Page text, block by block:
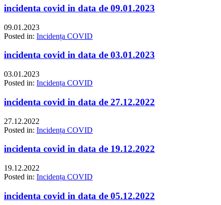
incidenta covid in data de 09.01.2023
09.01.2023
Posted in: Incidența COVID
incidenta covid in data de 03.01.2023
03.01.2023
Posted in: Incidența COVID
incidenta covid in data de 27.12.2022
27.12.2022
Posted in: Incidența COVID
incidenta covid in data de 19.12.2022
19.12.2022
Posted in: Incidența COVID
incidenta covid in data de 05.12.2022